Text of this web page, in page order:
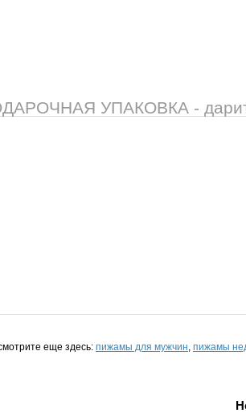
УПАКОВКА -
еще здесь: пижамы для мужчин, пижамы